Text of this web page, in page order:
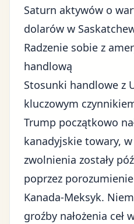
Saturn aktywów o
dolarów w
Radzenie sobie z
handlową
Stosunki handlowe z
kluczowym
Trump początkowo
kanadyjskie towary,
zwolnienia zostały
poprzez
Kanada-Meksyk.
groźby nałożenia ceł